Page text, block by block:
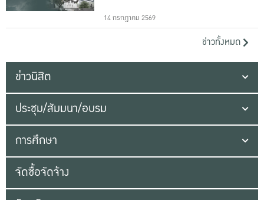
14 กรกฎาคม 2569
ข่าวทั้งหมด
ข่าวนิสิต
ประชุม/สัมมนา/อบรม
การศึกษา
จัดซื้อจัดจ้าง